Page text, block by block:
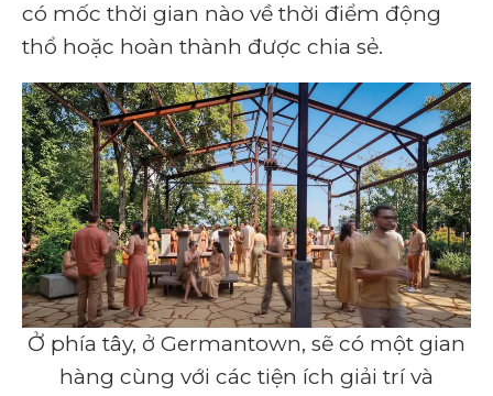
có mốc thời gian nào về thời điểm động
thổ hoặc hoàn thành được chia sẻ.
Ở phía tây, ở Germantown, sẽ có một gian
hàng cùng với các tiện ích giải trí và